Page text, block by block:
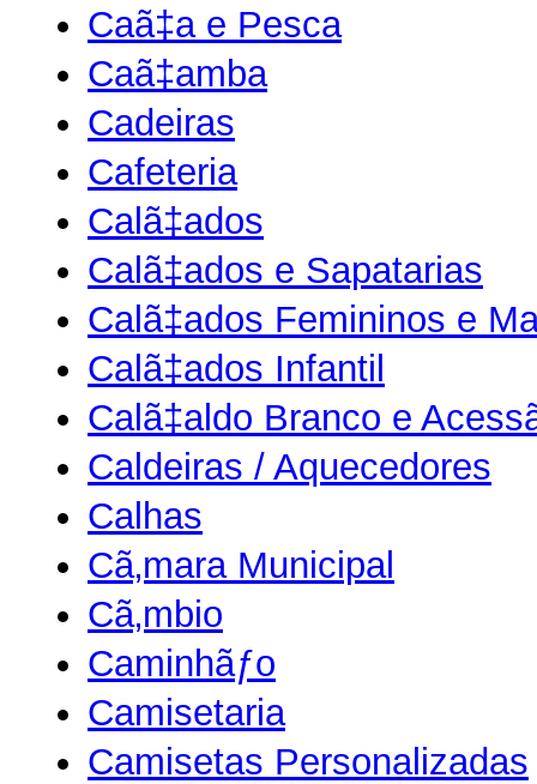
Caã‡a e Pesca
Caã‡amba
Cadeiras
Cafeteria
Calã‡ados
Calã‡ados e Sapatarias
Calã‡ados Femininos e
Calã‡ados Infantil
Calã‡aldo Branco e
Caldeiras / Aquecedores
Calhas
Cã‚mara Municipal
Cã‚mbio
Caminhãƒo
Camisetaria
Camisetas Personalizadas